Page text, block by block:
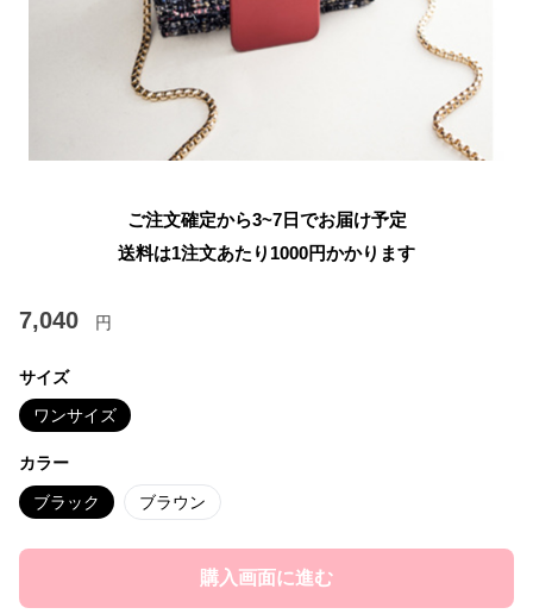
ご注文確定から3~7日でお届け予定
送料は1注文あたり 1000円かかります
7,040 円
サイズ
ワンサイズ
カラー
ブラック ブラウン
購入画面に進む